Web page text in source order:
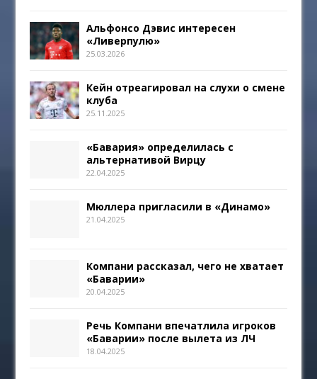
Альфонсо Дэвис интересен
«Ливерпулю»
25.03.2026
Кейн отреагировал на слухи о смене
клуба
25.11.2025
«Бавария» определилась с
альтернативой Вирцу
22.04.2025
Мюллера пригласили в «Динамо»
21.04.2025
Компани рассказал, чего не хватает
«Баварии»
20.04.2025
Речь Компани впечатлила игроков
«Баварии» после вылета из ЛЧ
18.04.2025